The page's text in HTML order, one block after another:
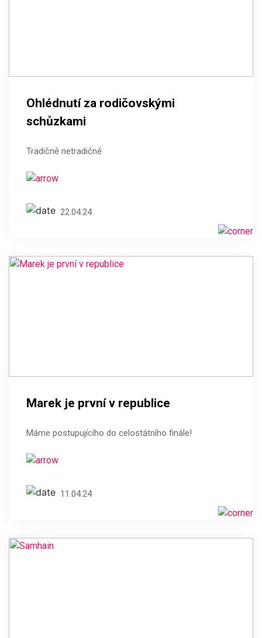
Ohlédnutí za rodičovskými
schůzkami
Tradičně netradičně
22.04.24
Marek je první v republice
Máme postupujícího do celostátního finále!
11.04.24